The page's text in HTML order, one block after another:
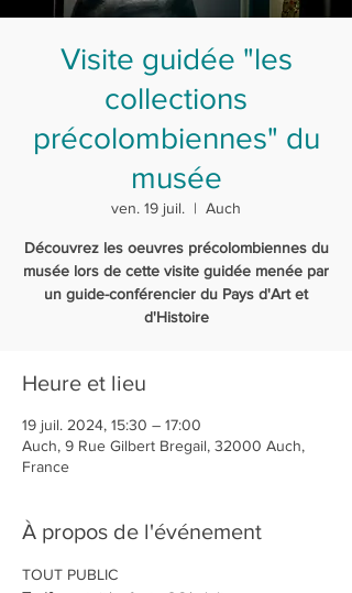
Visite guidée "les
collections
précolombiennes" du
musée
ven. 19 juil.
  |
Auch
Découvrez les oeuvres précolombiennes du
musée lors de cette visite guidée menée par
un guide-conférencier du Pays d'Art et
d'Histoire
Heure et lieu
19 juil. 2024, 15:30 – 17:00
Auch, 9 Rue Gilbert Bregail, 32000 Auch,
France
À propos de l'événement
TOUT PUBLIC